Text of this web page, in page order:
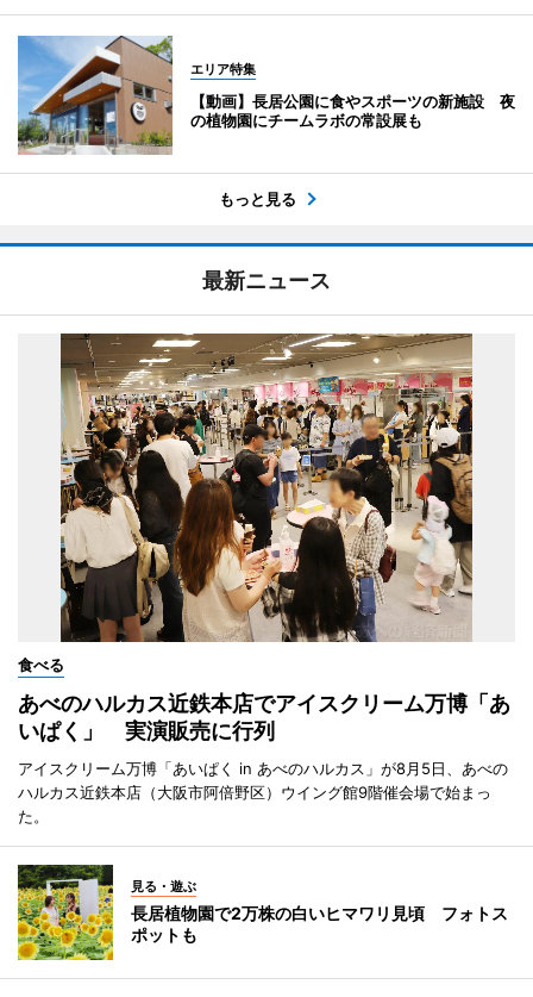
エリア特集
【動画】長居公園に食やスポーツの新施設 夜
の植物園にチームラボの常設展も
もっと見る
最新ニュース
食べる
あべのハルカス近鉄本店でアイスクリーム万博「あ
いぱく」 実演販売に行列
アイスクリーム万博「あいぱく in あべのハルカス」が8月5日、あべの
ハルカス近鉄本店（大阪市阿倍野区）ウイング館9階催会場で始まっ
た。
見る・遊ぶ
長居植物園で2万株の白いヒマワリ見頃 フォトス
ポットも